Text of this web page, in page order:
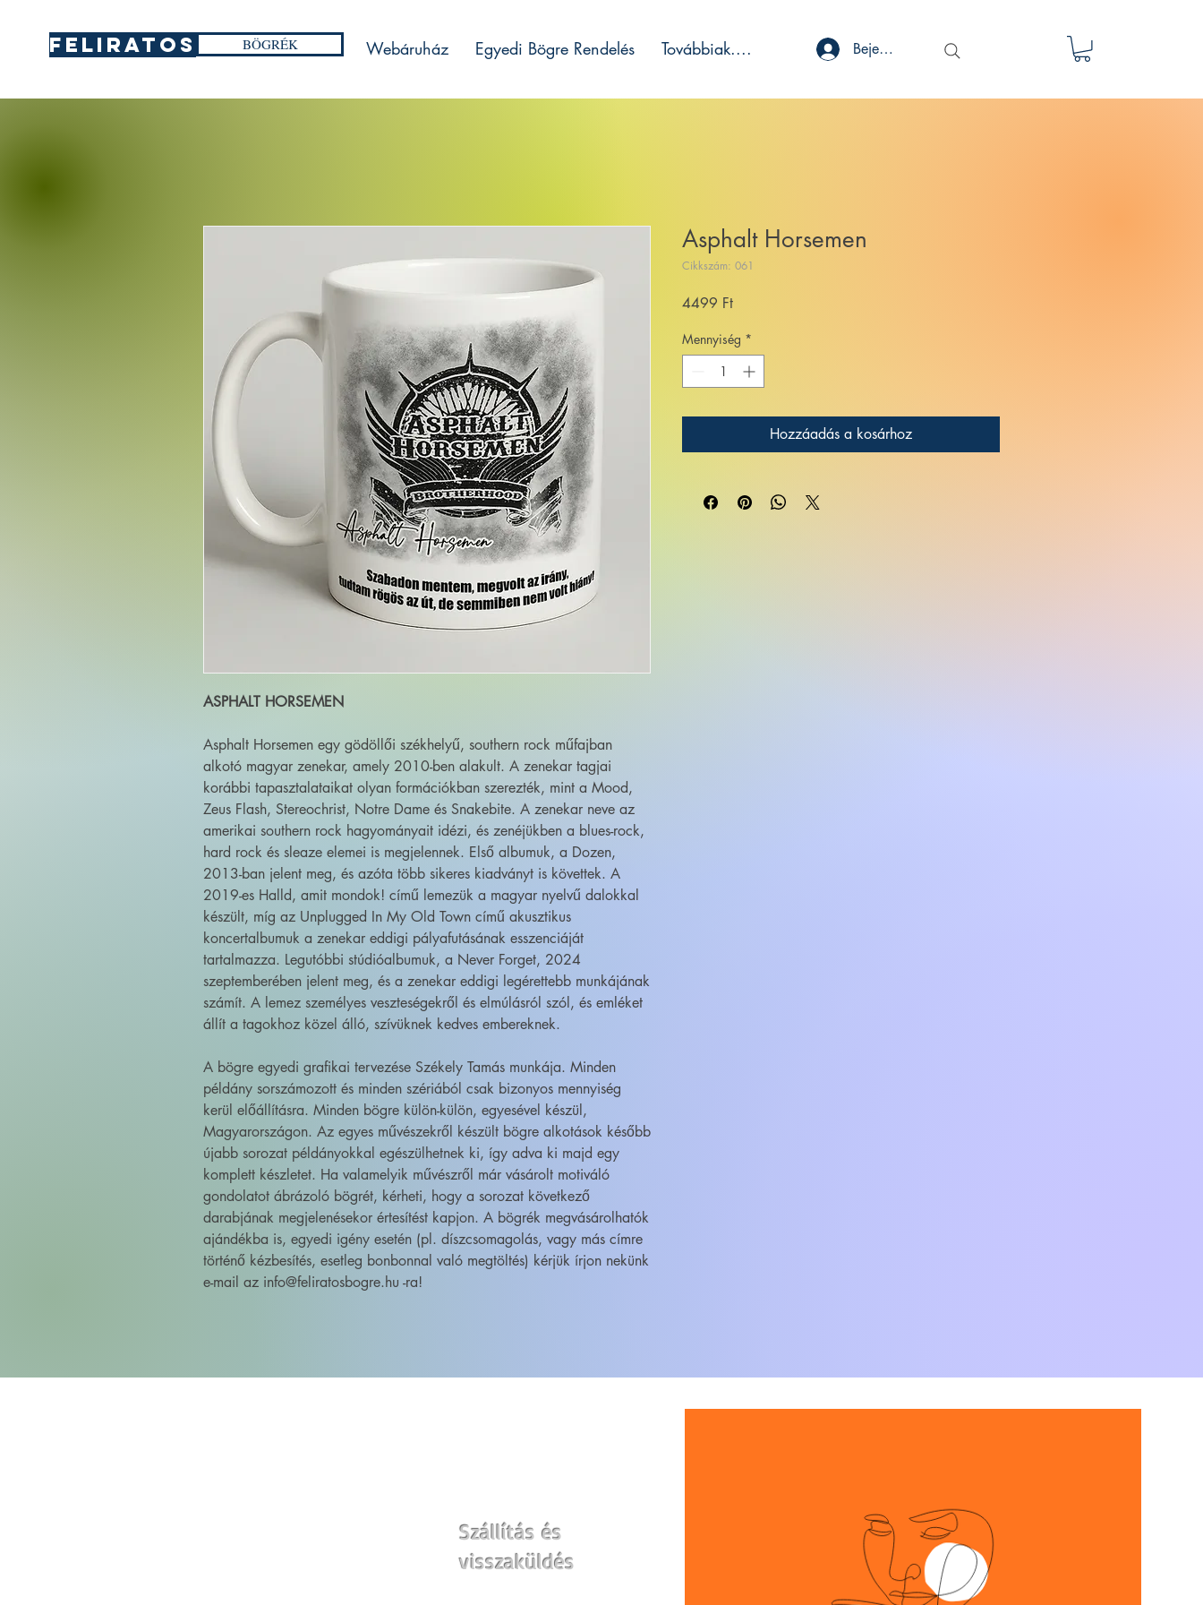
FELIRATOS BÖGRÉK Webáruház Egyedi Bögre Rendelés Továbbiak.... Bejelentkezés
ASPHALT HORSEMEN
Asphalt Horsemen egy gödöllői székhelyű, southern rock műfajban
alkotó magyar zenekar, amely 2010-ben alakult. A zenekar tagjai
korábbi tapasztalataikat olyan formációkban szerezték, mint a Mood,
Zeus Flash, Stereochrist, Notre Dame és Snakebite. A zenekar neve az
amerikai southern rock hagyományait idézi, és zenéjükben a blues-rock,
hard rock és sleaze elemei is megjelennek. Első albumuk, a Dozen,
2013-ban jelent meg, és azóta több sikeres kiadványt is követtek. A
2019-es Halld, amit mondok! című lemezük a magyar nyelvű dalokkal
készült, míg az Unplugged In My Old Town című akusztikus
koncertalbumuk a zenekar eddigi pályafutásának esszenciáját
tartalmazza. Legutóbbi stúdióalbumuk, a Never Forget, 2024
szeptemberében jelent meg, és a zenekar eddigi legérettebb munkájának
számít. A lemez személyes veszteségekről és elmúlásról szól, és emléket
állít a tagokhoz közel álló, szívüknek kedves embereknek.
A bögre egyedi grafikai tervezése Székely Tamás munkája. Minden
példány sorszámozott és minden szériából csak bizonyos mennyiség
kerül előállításra. Minden bögre külön-külön, egyesével készül,
Magyarországon. Az egyes művészekről készült bögre alkotások később
újabb sorozat példányokkal egészülhetnek ki, így adva ki majd egy
komplett készletet. Ha valamelyik művészről már vásárolt motiváló
gondolatot ábrázoló bögrét, kérheti, hogy a sorozat következő
darabjának megjelenésekor értesítést kapjon. A bögrék megvásárolhatók
ajándékba is, egyedi igény esetén (pl. díszcsomagolás, vagy más címre
történő kézbesítés, esetleg bonbonnal való megtöltés) kérjük írjon nekünk
e-mail az info@feliratosbogre.hu -ra!
Asphalt Horsemen
Cikkszám: 061
4499 FtÁr
Mennyiség *
Hozzáadás a kosárhoz
Szállítás és
visszaküldés